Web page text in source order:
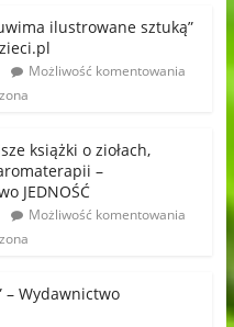
ilustrowane sztuką”
Możliwość komentowania
książki o ziołach,
–
JEDNOŚĆ
Możliwość komentowania
– Wydawnictwo